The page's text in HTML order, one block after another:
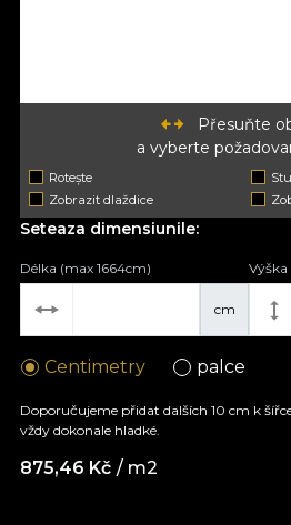
Přesuňte
a vyberte
Rotește
Zobrazit dlaždice
Seteaza dimensiunile:
cm
Délka (max 1664cm)
Centimetry palce
Doporučujeme přidat dalších 10 cm k
vždy dokonale hladké.
875,46 Kč / m2